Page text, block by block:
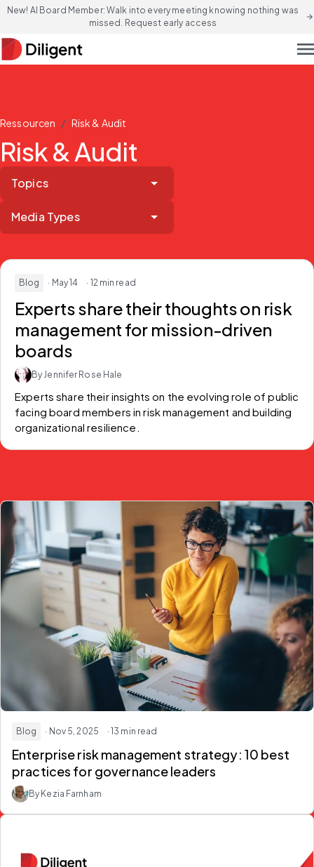
New! AI Board Member: Walk into every meeting knowing nothing was
missed. Request early access
arrow_forward
Ressourcen / Risk & Audit
Risk & Audit
Topics
Media Types
Blog · May 14 · 12 min read
Experts share their thoughts on risk
management for mission-driven
boards
By Jennifer Rose Hale
Experts share their insights on the evolving role of public
facing board members in risk management and building
organizational resilience.
Blog · Nov 5, 2025 · 13 min read
Enterprise risk management strategy: 10 best
practices for governance leaders
By Kezia Farnham